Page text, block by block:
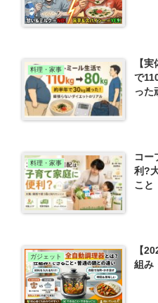
料理・家事
【
で
った
料理・家事
コー
利?
こと
ガジェット
【
組み